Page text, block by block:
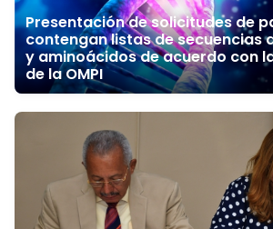
Presentación de solicitudes de
contengan listas de secuencias
y aminoácidos de acuerdo con
de la OMPI